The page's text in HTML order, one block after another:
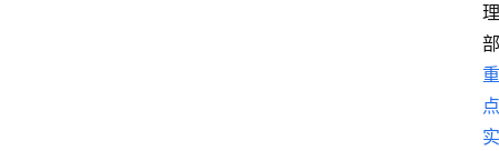
理
部
重
点
实